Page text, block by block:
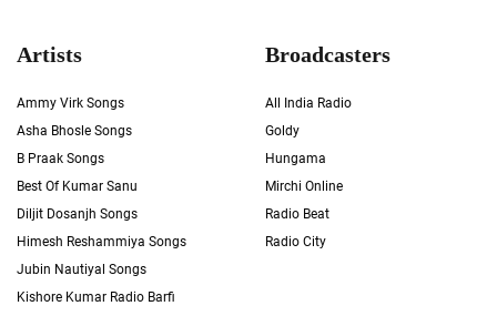
Artists
Ammy Virk Songs
Asha Bhosle Songs
B Praak Songs
Best Of Kumar Sanu
Diljit Dosanjh Songs
Himesh Reshammiya Songs
Jubin Nautiyal Songs
Kishore Kumar Radio Barfi
Broadcasters
All India Radio
Goldy
Hungama
Mirchi Online
Radio Beat
Radio City